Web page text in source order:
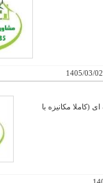
1405/03/02
3- برق سه فاز با مصرف یارانه ای 4- آبیاری قطره ای (کاملا مکانیزه با